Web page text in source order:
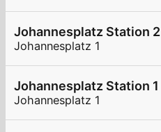
Johannesplatz Station 2
Johannesplatz 1
Johannesplatz Station 1
Johannesplatz 1